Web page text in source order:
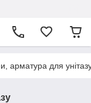
арматура для